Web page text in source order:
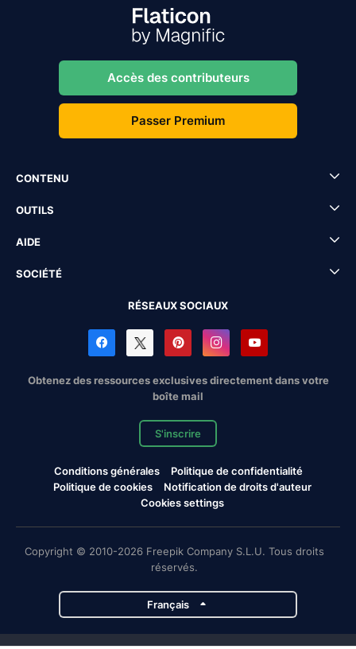
Accès des contributeurs
Passer Premium
CONTENU
OUTILS
AIDE
SOCIÉTÉ
RÉSEAUX SOCIAUX
Obtenez des ressources exclusives directement dans votre
boîte mail
S'inscrire
Conditions générales
Politique de confidentialité
Politique de cookies
Notification de droits d'auteur
Cookies settings
Copyright © 2010-2026 Freepik Company S.L.U. Tous droits
réservés.
Français